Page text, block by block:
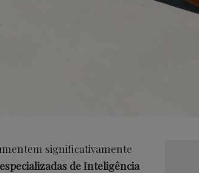
significativamente
de Inteligência